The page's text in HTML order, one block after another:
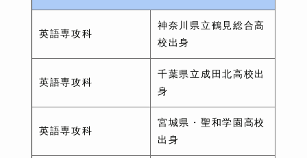
英語専攻科
神奈川県立鶴見総合高
校出身
英語専攻科
千葉県立成田北高校出
身
英語専攻科
宮城県・聖和学園高校
出身